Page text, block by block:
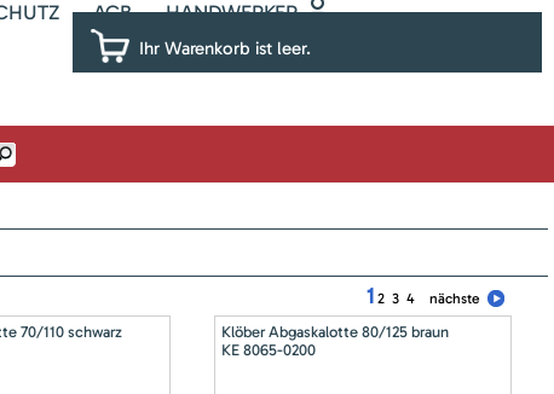
AGB HANDWERKER
Ihr Warenkorb ist leer.
1 2 3 4 nächste
70/110 schwarz
Klöber Abgaskalotte 80/125 braun
KE 8065-0200